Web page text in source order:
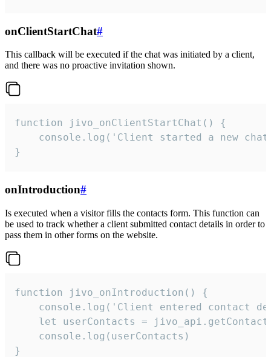
onClientStartChat#
This callback will be executed if the chat was initiated by a client,
and there was no proactive invitation shown.
function jivo_onClientStartChat() {
console.log('Client started a new
}
onIntroduction#
Is executed when a visitor fills the contacts form. This function can
be used to track whether a client submitted contact details in order to
pass them in other forms on the website.
function jivo_onIntroduction() {
console.log('Client entered contact
let userContacts =
    console.log(userContacts)
}